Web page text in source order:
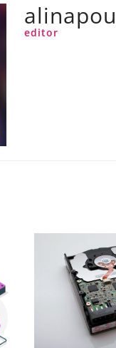
editor